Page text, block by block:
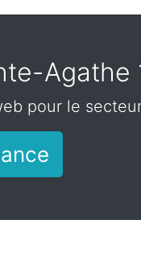
Agathe
pour le